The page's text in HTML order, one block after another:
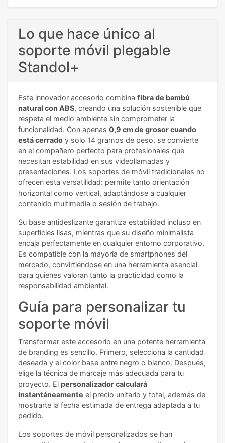
Lo que hace único al
soporte móvil plegable
Standol+
Este innovador accesorio combina fibra de bambú
natural con ABS, creando una solución sostenible que
respeta el medio ambiente sin comprometer la
funcionalidad. Con apenas 0,9 cm de grosor cuando
está cerrado y solo 14 gramos de peso, se convierte
en el compañero perfecto para profesionales que
necesitan estabilidad en sus videollamadas y
presentaciones. Los soportes de móvil tradicionales no
ofrecen esta versatilidad: permite tanto orientación
horizontal como vertical, adaptándose a cualquier
contenido multimedia o sesión de trabajo.
Su base antideslizante garantiza estabilidad incluso en
superficies lisas, mientras que su diseño minimalista
encaja perfectamente en cualquier entorno corporativo.
Es compatible con la mayoría de smartphones del
mercado, convirtiéndose en una herramienta esencial
para quienes valoran tanto la practicidad como la
responsabilidad ambiental.
Guía para personalizar tu
soporte móvil
Transformar este accesorio en una potente herramienta
de branding es sencillo. Primero, selecciona la cantidad
deseada y el color base entre negro o blanco. Después,
elige la técnica de marcaje más adecuada para tu
proyecto. El personalizador calculará
instantáneamente el precio unitario y total, además de
mostrarte la fecha estimada de entrega adaptada a tu
pedido.
Los soportes de móvil personalizados se han